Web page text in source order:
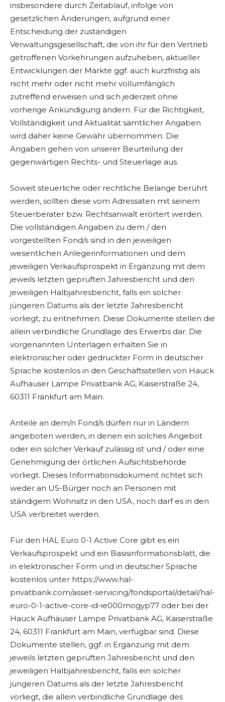
insbesondere durch Zeitablauf, infolge von
gesetzlichen Änderungen, aufgrund einer
Entscheidung der zuständigen
Verwaltungsgesellschaft, die von ihr für den Vertrieb
getroffenen Vorkehrungen aufzuheben, aktueller
Entwicklungen der Märkte ggf. auch kurzfristig als
nicht mehr oder nicht mehr vollumfänglich
zutreffend erweisen und sich jederzeit ohne
vorherige Ankündigung ändern. Für die Richtigkeit,
Vollständigkeit und Aktualität sämtlicher Angaben
wird daher keine Gewähr übernommen. Die
Angaben gehen von unserer Beurteilung der
gegenwärtigen Rechts- und Steuerlage aus.
Soweit steuerliche oder rechtliche Belange berührt
werden, sollten diese vom Adressaten mit seinem
Steuerberater bzw. Rechtsanwalt erörtert werden.
Die vollständigen Angaben zu dem / den
vorgestellten Fond/s sind in den jeweiligen
wesentlichen Anlegerinformationen und dem
jeweiligen Verkaufsprospekt in Ergänzung mit dem
jeweils letzten geprüften Jahresbericht und den
jeweiligen Halbjahresbericht, falls ein solcher
jüngeren Datums als der letzte Jahresbericht
vorliegt, zu entnehmen. Diese Dokumente stellen die
allein verbindliche Grundlage des Erwerbs dar. Die
vorgenannten Unterlagen erhalten Sie in
elektronischer oder gedruckter Form in deutscher
Sprache kostenlos in den Geschäftsstellen von Hauck
Aufhäuser Lampe Privatbank AG, Kaiserstraße 24,
60311 Frankfurt am Main.
Anteile an dem/n Fond/s dürfen nur in Ländern
angeboten werden, in denen ein solches Angebot
oder ein solcher Verkauf zulässig ist und / oder eine
Genehmigung der örtlichen Aufsichtsbehörde
vorliegt. Dieses Informationsdokument richtet sich
weder an US-Bürger noch an Personen mit
ständigem Wohnsitz in den USA, noch darf es in den
USA verbreitet werden.
Für den HAL Euro 0-1 Active Core gibt es ein
Verkaufsprospekt und ein Basisinformationsblatt, die
in elektronischer Form und in deutscher Sprache
kostenlos unter https://www.hal-
privatbank.com/asset-servicing/fondsportal/detail/hal-
euro-0-1-active-core-id-ie000mogyp77 oder bei der
Hauck Aufhäuser Lampe Privatbank AG, Kaiserstraße
24, 60311 Frankfurt am Main, verfügbar sind. Diese
Dokumente stellen, ggf. in Ergänzung mit dem
jeweils letzten geprüften Jahresbericht und den
jeweiligen Halbjahresbericht, falls ein solcher
jüngeren Datums als der letzte Jahresbericht
vorliegt, die allein verbindliche Grundlage des